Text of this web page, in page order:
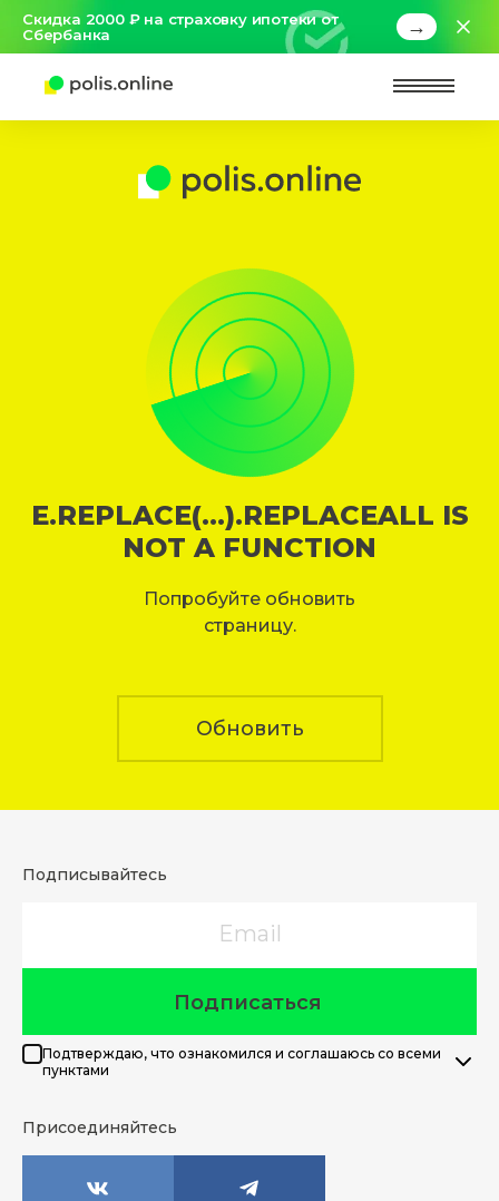
Скидка 2000 ₽ на страховку ипотеки от
Сбербанка
→
E.REPLACE(...).REPLACEALL IS
NOT A FUNCTION
Попробуйте обновить
страницу.
Обновить
Подписывайтесь
Подписаться
Подтверждаю, что ознакомился и соглашаюсь со всеми
пунктами
Присоединяйтесь